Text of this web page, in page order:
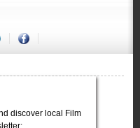
discover local Film